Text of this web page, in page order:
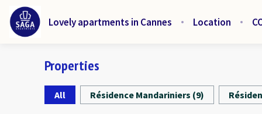
Lovely apartments in Cannes Location
Properties
All Résidence Mandariniers (9)